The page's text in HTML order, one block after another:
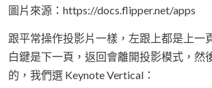
圖片來源：https://docs.flipper.net/apps
跟平常操作投影片一樣，左跟上都是上一
白鍵是下一頁，返回會離開投影模式，然
的，我們選 Keynote Vertical：